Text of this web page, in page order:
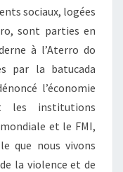
sociaux, logées
sont parties en
à l’Aterro do
par la batucada
l’économie
les institutions
et le FMI,
que nous vivons
la violence et de